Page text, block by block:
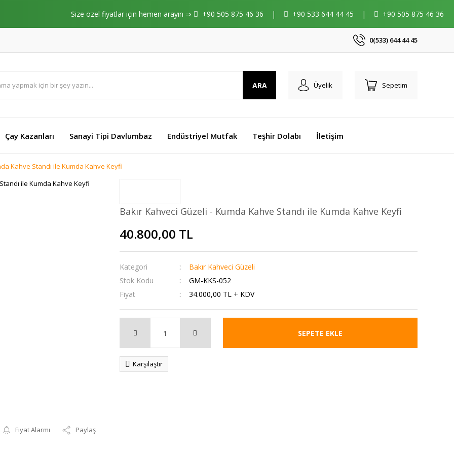
Size özel fiyatlar için hemen arayın ⇒ +90 505 875 46 36 | +90 533 644 44 45 | +90 505 875 46 36
0(533) 644 44 45
ARA Üyelik Sepetim
Çay Kazanları Sanayi Tipi Davlumbaz Endüstriyel Mutfak Teşhir Dolabı İletişim
Kahve Standı ile Kumda Kahve Keyfi
Fiyat Alarmı Paylaş
Bakır Kahveci Güzeli - Kumda Kahve Standı ile Kumda Kahve Keyfi
40.800,00 TL
Kategori
Bakır Kahveci Güzeli
Stok Kodu
GM-KKS-052
Fiyat
34.000,00 TL + KDV
SEPETE EKLE
Karşılaştır